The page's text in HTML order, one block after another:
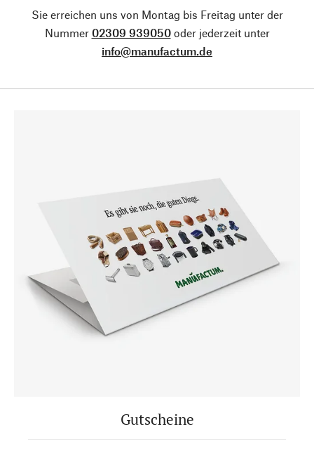
Sie erreichen uns von Montag bis Freitag unter der
Nummer 02309 939050oder jederzeit unter
info@manufactum.de
Gutscheine